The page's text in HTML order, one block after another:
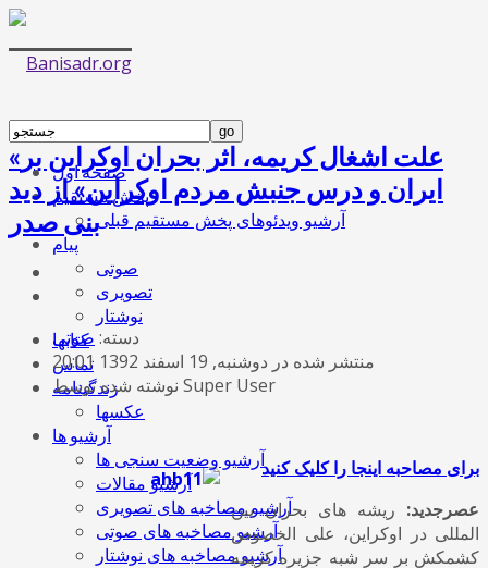
صفحه اول
پخش مستقیم
آرشیو ویدئوهای پخش مستقیم قبلی
پیام
صوتی
تصویری
نوشتار
کتابها
تماس
زندگینامه
عکسها
آرشیو ها
آرشیو وضعیت سنجی ها
آرشیو مقالات
آرشیو مصاخبه های تصویری
آرشیو مصاخبه های صوتی
آرشیو مصاخبه های نوشتار
«علت اشغال کریمه، اثر بحران اوکراین بر
ایران و درس جنبش مردم اوکراین» از دید
بنی صدر
دسته: صوتی
منتشر شده در دوشنبه, 19 اسفند 1392 20:01
نوشته شده توسط Super User
برای مصاحبه اینجا را کلیک کنید
عصرجدید: ریشه های بحران بین
المللی در اوکراین، علی الخصوص
کشمکش بر سر شبه جزیره کریمه